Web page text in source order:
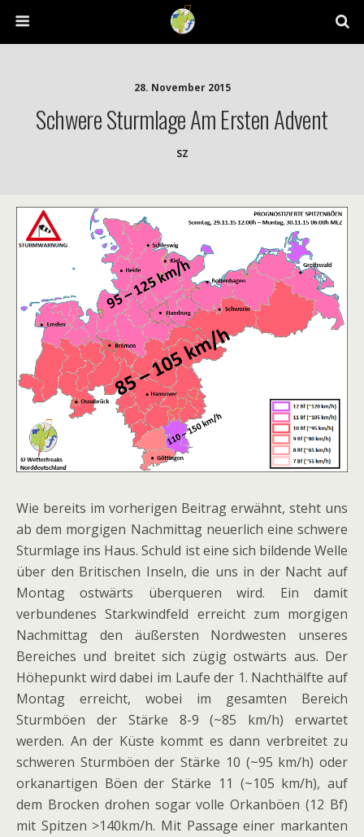
28. November 2015
Schwere Sturmlage Am Ersten Advent
SZ
Wie bereits im vorherigen Beitrag erwähnt, steht uns
ab dem morgigen Nachmittag neuerlich eine schwere
Sturmlage ins Haus. Schuld ist eine sich bildende Welle
über den Britischen Inseln, die uns in der Nacht auf
Montag ostwärts überqueren wird. Ein damit
verbundenes Starkwindfeld erreicht zum morgigen
Nachmittag den äußersten Nordwesten unseres
Bereiches und breitet sich zügig ostwärts aus. Der
Höhepunkt wird dabei im Laufe der 1. Nachthälfte auf
Montag erreicht, wobei im gesamten Bereich
Sturmböen der Stärke 8-9 (~85 km/h) erwartet
werden. An der Küste kommt es dann verbreitet zu
schweren Sturmböen der Stärke 10 (~95 km/h) oder
orkanartigen Böen der Stärke 11 (~105 km/h), auf
dem Brocken drohen sogar volle Orkanböen (12 Bf)
mit Spitzen >140km/h. Mit Passage einer markanten